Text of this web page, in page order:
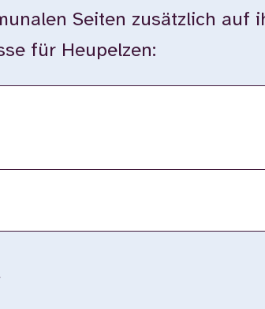
Seiten zusätzlich auf
für Heupelzen: